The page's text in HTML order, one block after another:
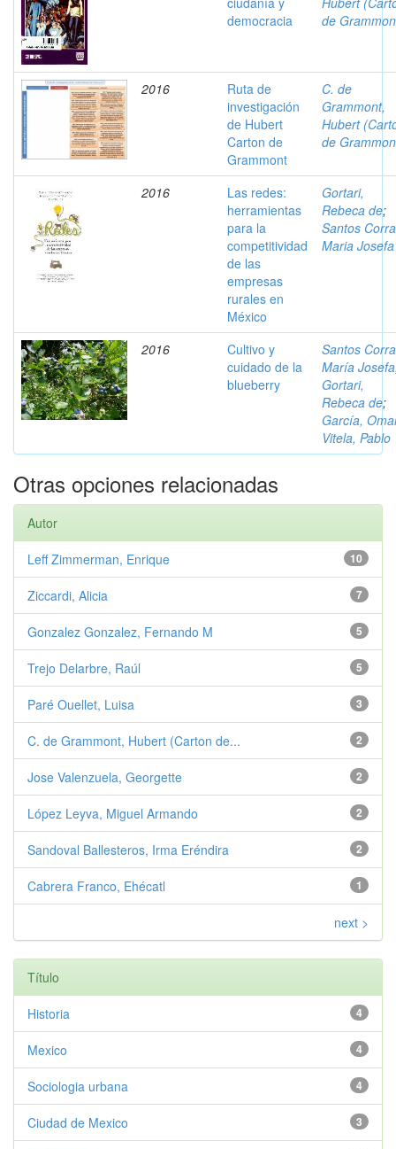
democracia
de
2016
Ruta de
investigación
de Hubert
Carton de
Grammont
C. de
Grammont,
Hubert
de
2016
Las redes:
herramientas
para la
competitividad
de las
empresas
rurales en
México
Gortari,
Rebeca de;
Santos
Maria Josefa
2016
Cultivo y
cuidado de la
blueberry
Santos
María Josefa
Gortari,
Rebeca de;
García,
Vitela, Pablo
Otras opciones relacionadas
Autor
10
Leff Zimmerman, Enrique
7
Ziccardi, Alicia
5
Gonzalez Gonzalez, Fernando M
5
Trejo Delarbre, Raúl
3
Paré Ouellet, Luisa
2
C. de Grammont, Hubert (Carton de...
2
Jose Valenzuela, Georgette
2
López Leyva, Miguel Armando
2
Sandoval Ballesteros, Irma Eréndira
1
Cabrera Franco, Ehécatl
next >
Título
4
Historia
4
Mexico
4
Sociologia urbana
3
Ciudad de Mexico